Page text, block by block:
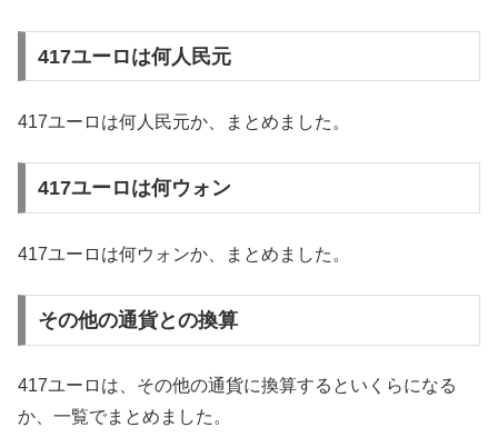
417ユーロは何人民元
417ユーロは何人民元か、まとめました。
417ユーロは何ウォン
417ユーロは何ウォンか、まとめました。
その他の通貨との換算
417ユーロは、その他の通貨に換算するといくらになる
か、一覧でまとめました。